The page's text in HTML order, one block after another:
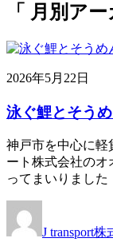
「 月別ア
2026年5月22日
泳ぐ鯉とそう
神戸市を中心に軽
ート株式会社の
ってまいりまし
J transport株